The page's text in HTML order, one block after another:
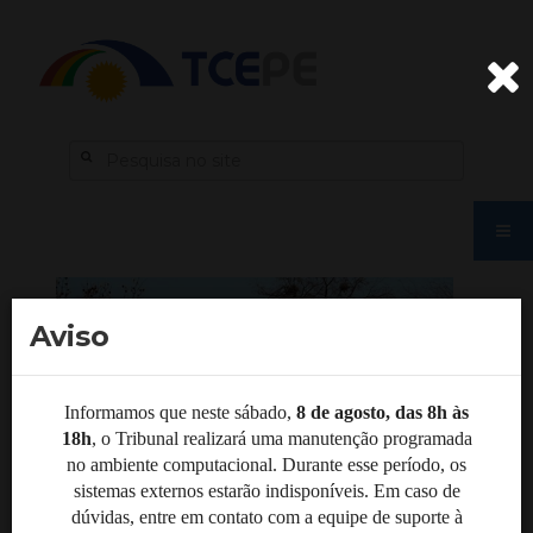
Aviso
Informamos que neste sábado, 8 de agosto, das 8h às
18h, o Tribunal realizará uma manutenção programada
no ambiente computacional. Durante esse período, os
sistemas externos estarão indisponíveis. Em caso de
dúvidas, entre em contato com a equipe de suporte à